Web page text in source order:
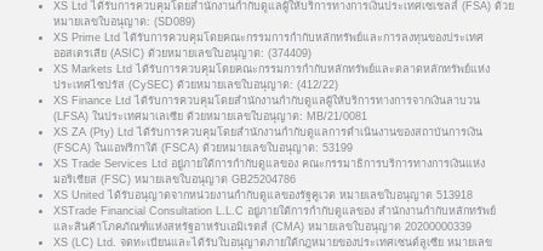
XS Ltd ได้รับการควบคุมโดยสำนักงานกำกับดูแลผู้ให้บริการทางการเงินประเทศเซเชลส์ (FSA) ด้วย
หมายเลขใบอนุญาต: (SD089)
XS Prime Ltd ได้รับการควบคุมโดยคณะกรรมการกำกับหลักทรัพย์และการลงทุนของประเทศ
ออสเตรเลีย (ASIC) ด้วยหมายเลขใบอนุญาต: (374409)
XS Markets Ltd ได้รับการควบคุมโดยคณะกรรมการกำกับหลักทรัพย์และตลาดหลักทรัพย์แห่ง
ประเทศไซปรัส (CySEC) ด้วยหมายเลขใบอนุญาต: (412/22)
XS Finance Ltd ได้รับการควบคุมโดยสำนักงานกำกับดูแลผู้ให้บริการทางการจากเงินลาบวน
(LFSA) ในประเทศมาเลเซีย ด้วยหมายเลขใบอนุญาต: MB/21/0081
XS ZA (Pty) Ltd ได้รับการควบคุมโดยสำนักงานกำกับดูแลการดำเนินงานของสถาบันการเงิน
(FSCA) ในแอฟริกาใต้ (FSCA) ด้วยหมายเลขใบอนุญาต: 53199
XS Trade Services Ltd อยู่ภายใต้การกำกับดูแลของ คณะกรรมาธิการบริการทางการเงินแห่ง
มอริเชียส (FSC) หมายเลขใบอนุญาต GB25204786
XS United ได้รับอนุญาตจากหน่วยงานกำกับดูแลของรัฐคูเวต หมายเลขใบอนุญาต 513918
XSTrade Financial Consultation L.L.C อยู่ภายใต้การกำกับดูแลของ สำนักงานกำกับหลักทรัพย์
และสินค้าโภคภัณฑ์แห่งสหรัฐอาหรับเอมิเรตส์ (CMA) หมายเลขใบอนุญาต 20200000339
XS (LC) Ltd. จดทะเบียนและได้รับใบอนุญาตภายใต้กฎหมายของประเทศเซนต์ลูเซีย หมายเลข